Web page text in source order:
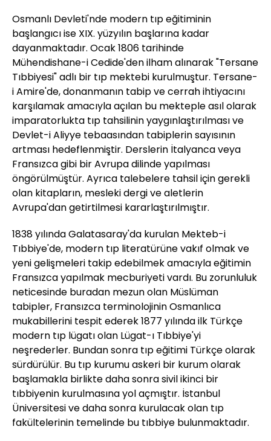
Osmanlı Devleti'nde modern tıp eğitiminin
başlangıcı ise XIX. yüzyılın başlarına kadar
dayanmaktadır. Ocak 1806 tarihinde
Mühendishane-i Cedide'den ilham alınarak "Tersane
Tıbbiyesi" adlı bir tıp mektebi kurulmuştur. Tersane-
i Amire'de, donanmanın tabip ve cerrah ihtiyacını
karşılamak amacıyla açılan bu mekteple asıl olarak
imparatorlukta tıp tahsilinin yaygınlaştırılması ve
Devlet-i Aliyye tebaasından tabiplerin sayısının
artması hedeflenmiştir. Derslerin İtalyanca veya
Fransızca gibi bir Avrupa dilinde yapılması
öngörülmüştür. Ayrıca talebelere tahsil için gerekli
olan kitapların, mesleki dergi ve aletlerin
Avrupa'dan getirtilmesi kararlaştırılmıştır.
1838 yılında Galatasaray'da kurulan Mekteb-i
Tıbbiye'de, modern tıp literatürüne vakıf olmak ve
yeni gelişmeleri takip edebilmek amacıyla eğitimin
Fransızca yapılmak mecburiyeti vardı. Bu zorunluluk
neticesinde buradan mezun olan Müslüman
tabipler, Fransızca terminolojinin Osmanlıca
mukabillerini tespit ederek 1877 yılında ilk Türkçe
modern tıp lügatı olan Lügat-ı Tıbbiye'yi
neşrederler. Bundan sonra tıp eğitimi Türkçe olarak
sürdürülür. Bu tıp kurumu askeri bir kurum olarak
başlamakla birlikte daha sonra sivil ikinci bir
tıbbiyenin kurulmasına yol açmıştır. İstanbul
Üniversitesi ve daha sonra kurulacak olan tıp
fakültelerinin temelinde bu tıbbiye bulunmaktadır.